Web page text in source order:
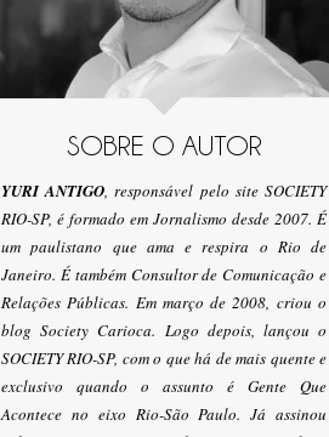
SOBRE O AUTOR
YURI ANTIGO, responsável pelo site SOCIETY
RIO-SP, é formado em Jornalismo desde 2007. É
um paulistano que ama e respira o Rio de
Janeiro. É também Consultor de Comunicação e
Relações Públicas. Em março de 2008, criou o
blog Society Carioca. Logo depois, lançou o
SOCIETY RIO-SP, com o que há de mais quente e
exclusivo quando o assunto é Gente Que
Acontece no eixo Rio-São Paulo. Já assinou